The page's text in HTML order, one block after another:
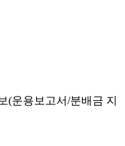
(운용보고서/분배금 지